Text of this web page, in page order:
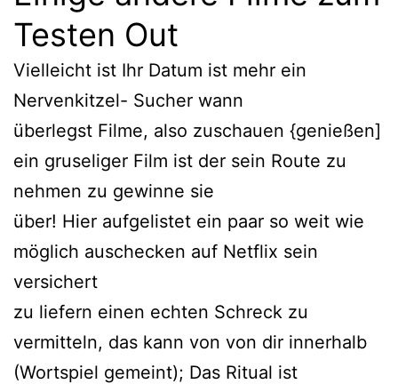
Testen Out
Vielleicht ist Ihr Datum ist mehr ein
Nervenkitzel- Sucher wann
überlegst Filme, also zuschauen {genießen]
ein gruseliger Film ist der sein Route zu
nehmen zu gewinne sie
über! Hier aufgelistet ein paar so weit wie
möglich auschecken auf Netflix sein
versichert
zu liefern einen echten Schreck zu
vermitteln, das kann von von dir innerhalb
(Wortspiel gemeint); Das Ritual ist